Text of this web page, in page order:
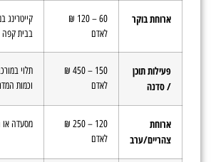
ארוחת בוקר
60 – 120 ₪
לאדם
קייטרינג
בבית קפה
פעילות תוכן
/ סדנה
150 – 450 ₪
לאדם
תלוי
וכמות
ארוחת
צהריים/ערב
120 – 250 ₪
לאדם
מסעדה